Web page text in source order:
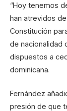
“Hoy tenemos
han atrevidos
Constitución
de nacionalidad
dispuestos a
dominicana.
Fernández
presión de que